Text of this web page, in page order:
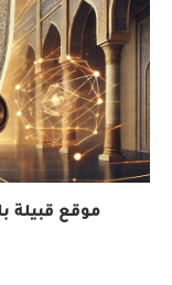
موقع قبيلة